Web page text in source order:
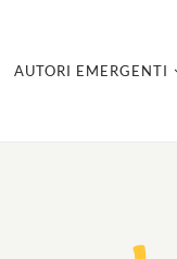
AUTORI EMERGENTI